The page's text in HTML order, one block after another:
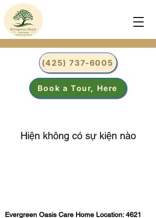
(425) 737-6005
Book a Tour, Here
Hiện không có sự kiện nào
Evergreen Oasis Care Home Location: 4621